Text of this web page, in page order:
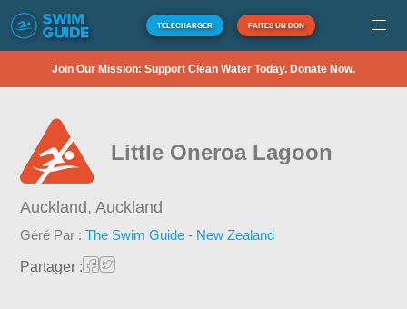
TÉLÉCHARGER FAITES UN DON
Join Our Mission: Support Clean Water Today. Donate Now.
Little Oneroa Lagoon
Auckland,Auckland
Géré Par :The Swim Guide - New Zealand
Partager :